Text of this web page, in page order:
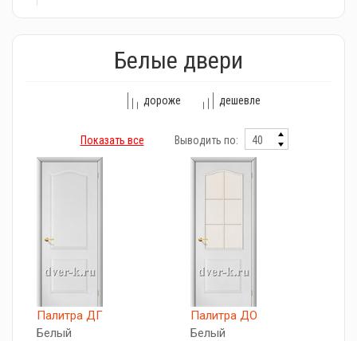
Белые двери
дороже дешевле
Показать все Выводить по:
Палитра ДГ
Белый
Палитра ДО
Белый